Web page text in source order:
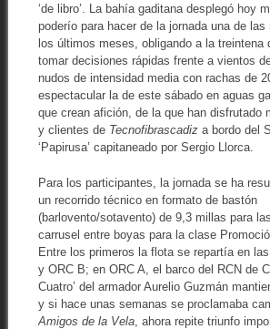
‘de libro’. La bahía gaditana desplegó hoy
poderío para hacer de la jornada una de
los últimos meses, obligando a la treintena
tomar decisiones rápidas frente a vientos
nudos de intensidad media con rachas de
espectacular la de este sábado en aguas
que crean afición, de la que han disfrutado
y clientes de Tecnofibrascadiza bordo del
‘Papirusa’ capitaneado por Sergio Llorca.
Para los participantes, la jornada se ha
un recorrido técnico en formato de bastón
(barlovento/sotavento) de 9,3 millas para
carrusel entre boyas para la clase
Entre los primeros la flota se repartía en
y ORC B; en ORC A, el barco del RCN de
Cuatro’ del armador Aurelio Guzmán
y si hace unas semanas se proclamaba
Amigos de la Vela, ahora repite triunfo